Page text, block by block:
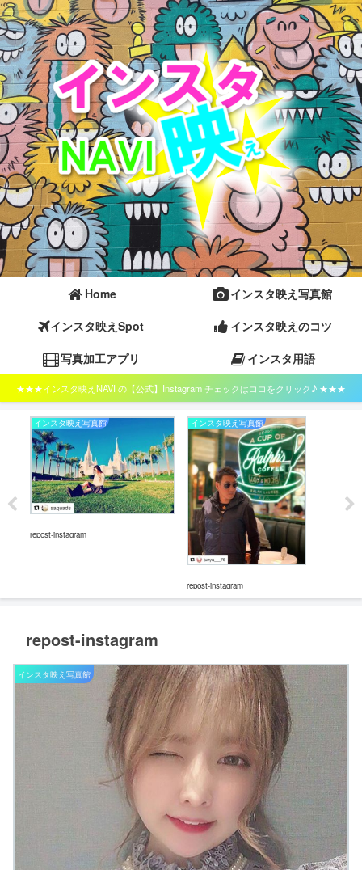
Home
インスタ映え写真館
インスタ映えSpot
インスタ映えのコツ
写真加工アプリ
インスタ用語
★★★インスタ映えNAVI の【公式】Instagram チェックはココをクリック♪ ★★★
インスタ映え写真館
repost-instagram
インスタ映え写真館
repost-instagram
repost-instagram
インスタ映え写真館